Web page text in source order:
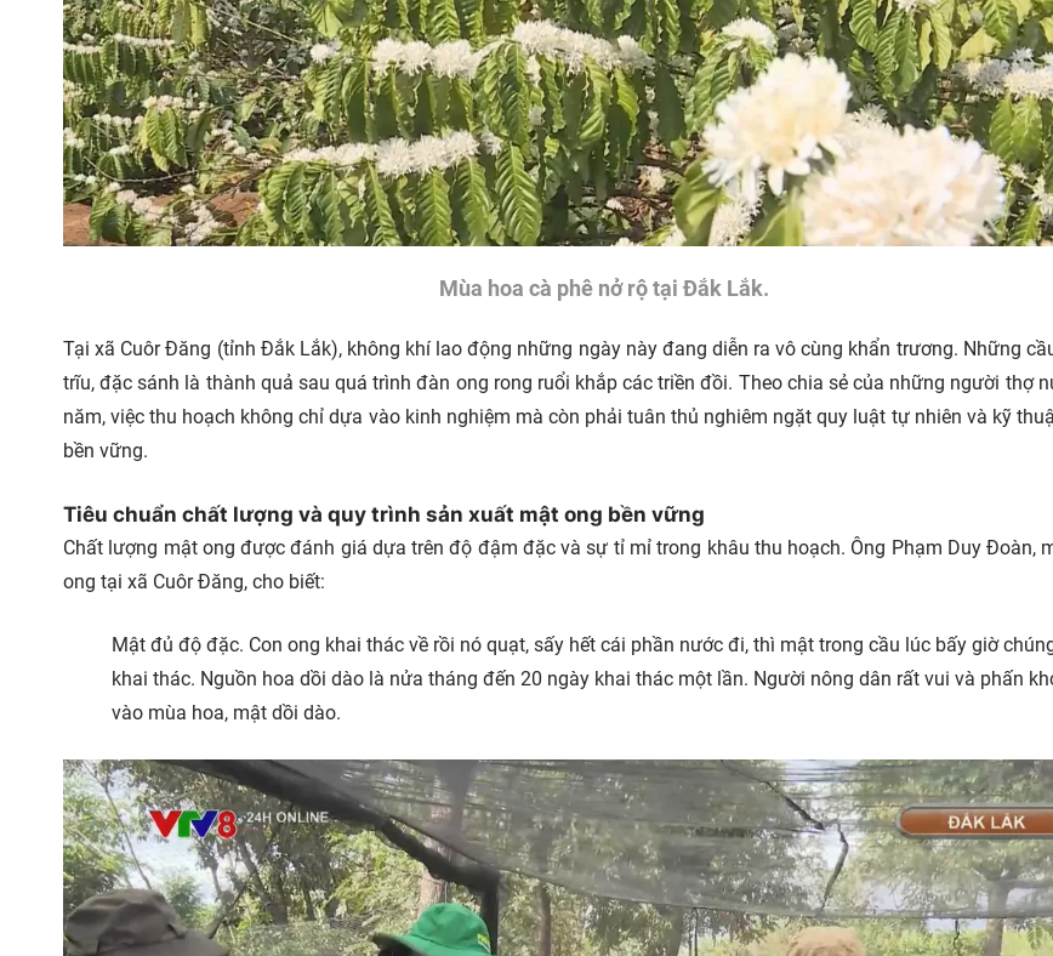
Mùa hoa cà phê nở rộ tại Đắk Lắk.
Tại xã Cuôr Đăng (tỉnh Đắk Lắk), không khí lao động những ngày này đang diễn ra vô cùng khẩn trương. Những
trĩu, đặc sánh là thành quả sau quá trình đàn ong rong ruổi khắp các triền đồi. Theo chia sẻ của những người thợ
năm, việc thu hoạch không chỉ dựa vào kinh nghiệm mà còn phải tuân thủ nghiêm ngặt quy luật tự nhiên và kỹ
bền vững.
Tiêu chuẩn chất lượng và quy trình sản xuất mật ong bền vững
Chất lượng mật ong được đánh giá dựa trên độ đậm đặc và sự tỉ mỉ trong khâu thu hoạch. Ông Phạm Duy Đoàn,
ong tại xã Cuôr Đăng, cho biết:
Mật đủ độ đặc. Con ong khai thác về rồi nó quạt, sấy hết cái phần nước đi, thì mật trong cầu lúc bấy giờ
khai thác. Nguồn hoa dồi dào là nửa tháng đến 20 ngày khai thác một lần. Người nông dân rất vui và phấn
vào mùa hoa, mật dồi dào.